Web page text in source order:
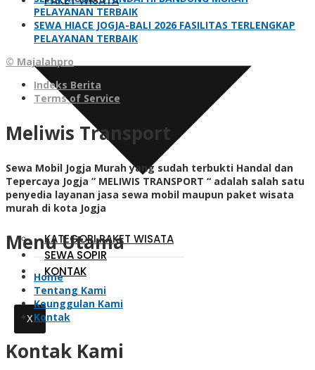
KATEGORI PAKET WISATA
SEWA SOPIR
KONTAK
X
PELAYANAN TERBAIK
SEWA HIACE JOGJA-BALI 2026 FASILITAS TERLENGKAP
PELAYANAN TERBAIK
© Majalahpro
Indeks Berita
Terms of Service
Meliwis Transport
Sewa Mobil Jogja Murah yang sudah terbukti Handal dan
Tepercaya Jogja ” MELIWIS TRANSPORT “ adalah salah satu
penyedia layanan jasa sewa mobil maupun paket wisata
murah di kota Jogja
Menu Utama
Home
Tentang Kami
Keunggulan Kami
Kontak
Kontak Kami